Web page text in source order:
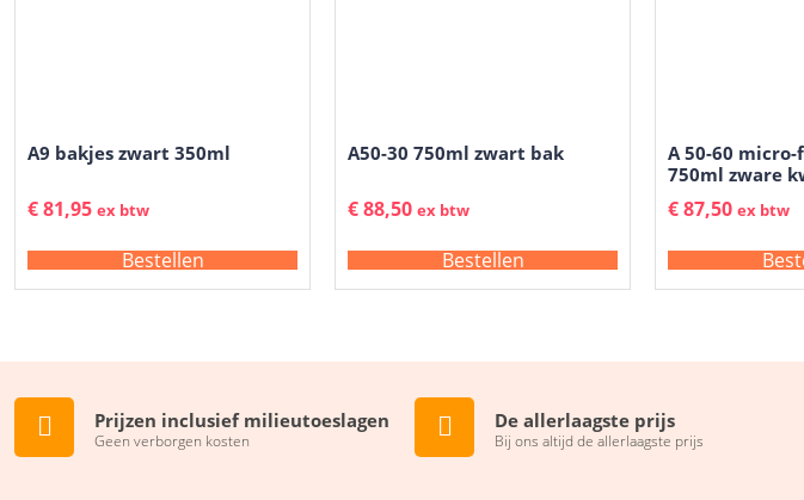
A9 bakjes zwart 350ml
€81,95 ex btw
Bestellen
A50-30 750ml zwart bak
€88,50 ex btw
Bestellen
A 50-60
750ml zware
€87,50 ex btw
Prijzen inclusief milieutoeslagen
Geen verborgen kosten
De allerlaagste prijs
Bij ons altijd de allerlaagste prijs